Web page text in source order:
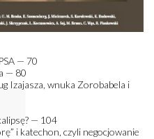
— 70
— 80
Izajasza, wnuka Zorobabela i
— 104
i katechon, czyli negocjowanie